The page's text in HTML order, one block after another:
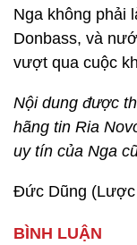
Nga không phải
Donbass, và
vượt qua cuộc
Nội dung được
hãng tin Ria
uy tín của Nga
Đức Dũng (Lược